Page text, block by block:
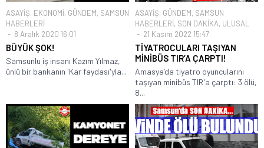
ASAYİŞ, EKONOMİ, GÜNDEM, SAMSUN
HABERLERİ
8 Aralık 2020 16:01
BÜYÜK ŞOK!
Samsunlu iş insanı Kazım Yılmaz,
ünlü bir bankanın 'Kar faydası'yla...
ASAYİŞ, GÜNDEM, SAMSUN
HABERLERİ, SON DAKİKA, ULUSAL
21 Kasım 2022 15:47
TİYATROCULARI TAŞIYAN
MİNİBÜS TIR’A ÇARPTI!
Amasya’da tiyatro oyuncularını
taşıyan minibüs TIR'a çarptı: 3 ölü,
8...